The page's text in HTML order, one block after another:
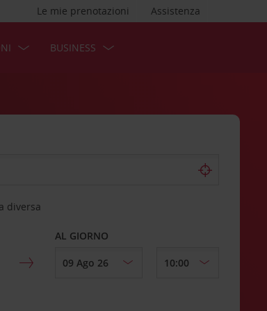
Assistenza
Le mie prenotazioni
BUSINESS
diversa
AL GIORNO